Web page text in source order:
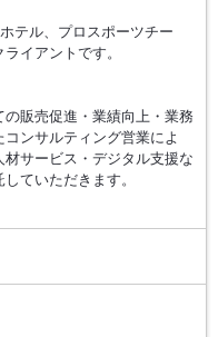
テル、プロスポーツチー
イアントです。
の販売促進・業績向上・業務
ンサルティング営業によ
材サービス・デジタル支援な
ていただきます。